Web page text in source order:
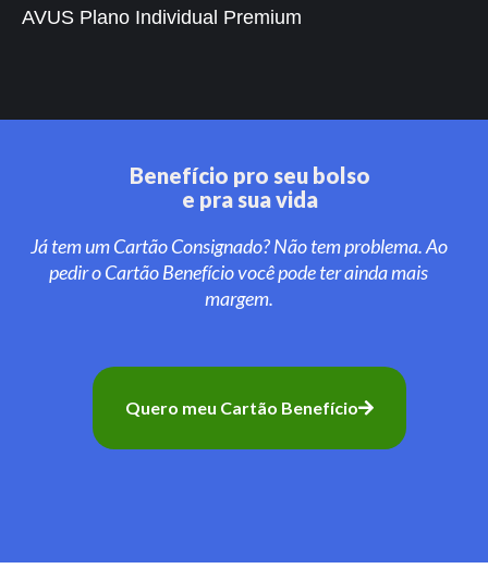
AVUS Plano Individual Premium
Benefício pro seu bolso
e pra sua vida
Já tem um Cartão Consignado? Não tem problema. Ao
pedir o Cartão Benefício você pode ter ainda mais
margem.
Quero meu Cartão Benefício